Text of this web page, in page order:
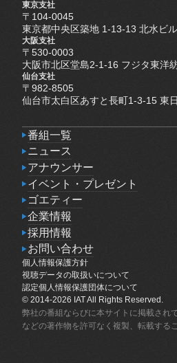
東京支社
〒104-0045
東京都中央区築地 1-13-13 北水ビ
大阪支社
〒530-0003
大阪市北区堂島2-1-16 フジタ東洋
仙台支社
〒982-8505
仙台市太白区あすと長町1-3-15 東
番組一覧
番組一覧
ニュース
ニュース
アナウンサー
アナウンサー
イベント・プレゼント
イベント・プレゼント
ゴエティー
ゴエティー
企業情報
企業情報
採用情報
採用情報
お問い合わせ
お問い合わせ
個人情報保護方針
個人情報保護方針
視聴データの取扱いについて
視聴データの取扱いについて
認定個人情報保護団体について
認定個人情報保護団体について
© 2014-2026 IAT All Rights Reserved.
弊社の番組ならびに本サイトに掲載され
などの著作物を許可なく複製、転載する